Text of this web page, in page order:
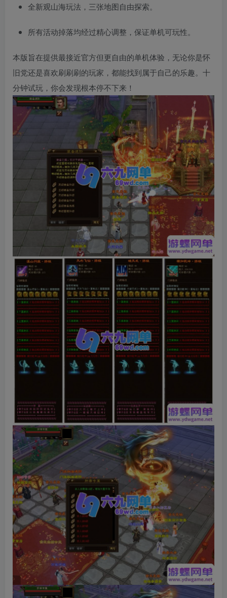
全新观山海玩法，三张地图自由探索。
所有活动掉落均经过精心调整，保证单机可玩性。
本版旨在提供最接近官方但更自由的单机体验，无论你是怀
旧党还是喜欢刷刷刷的玩家，都能找到属于自己的乐趣。十
分钟试玩，你会发现根本停不下来！